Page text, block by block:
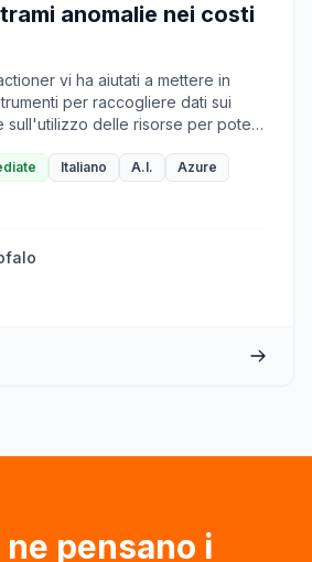
anomalie nei costi
vi ha aiutati a mettere in
per raccogliere dati sui
sull'utilizzo delle risorse per poterli
potete fare scelte consapevoli ma
nuova sintassi per interrogare
E se invece parlassimo
In questa sessione
di FinOps Hubs che tramite
integra con GitHub Copilot per
ad un solo cloud provider
Italiano A.I.
Azure
ne pensano i